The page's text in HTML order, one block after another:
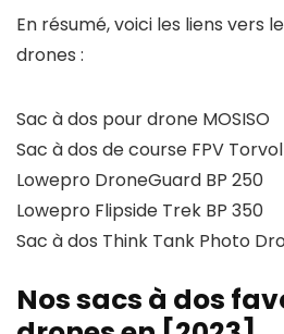
En résumé, voici les liens vers
drones :
Sac à dos pour drone MOSISO
Sac à dos de course FPV Torvol
Lowepro DroneGuard BP 250
Lowepro Flipside Trek BP 350
Sac à dos Think Tank Photo
Nos sacs à dos